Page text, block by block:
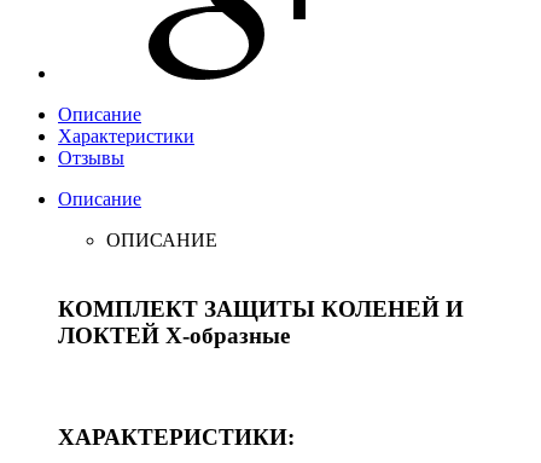
Описание
Характеристики
Отзывы
Описание
ОПИСАНИЕ
КОМПЛЕКТ ЗАЩИТЫ КОЛЕНЕЙ И
ЛОКТЕЙ Х-образные
ХАРАКТЕРИСТИКИ: